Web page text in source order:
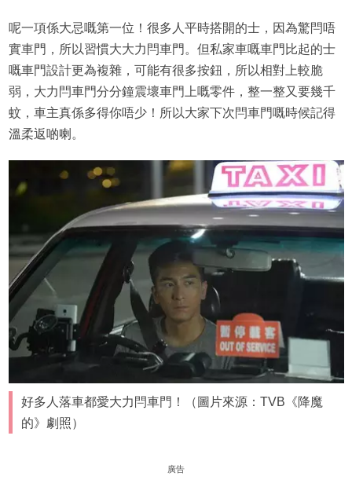
呢一項係大忌嘅第一位！很多人平時搭開的士，因為驚閂唔
實車門，所以習慣大大力閂車門。但私家車嘅車門比起的士
嘅車門設計更為複雜，可能有很多按鈕，所以相對上較脆
弱，大力閂車門分分鐘震壞車門上嘅零件，整一整又要幾千
蚊，車主真係多得你唔少！所以大家下次閂車門嘅時候記得
溫柔返啲喇。
好多人落車都愛大力閂車門！（圖片來源：TVB《降魔
的》劇照）
廣告